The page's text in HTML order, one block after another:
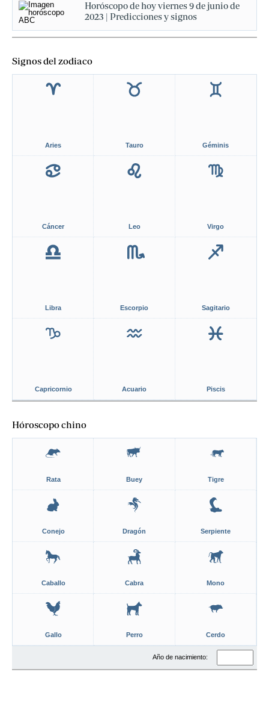
Horóscopo de hoy viernes 9 de junio de
2023 | Predicciones y signos
Signos del zodiaco
Aries Tauro Géminis
Cáncer Leo Virgo
Libra Escorpio Sagitario
Capricornio Acuario Piscis
Hóroscopo chino
Rata Buey Tigre
Conejo Dragón Serpiente
Caballo Cabra Mono
Gallo Perro Cerdo
Año de nacimiento: